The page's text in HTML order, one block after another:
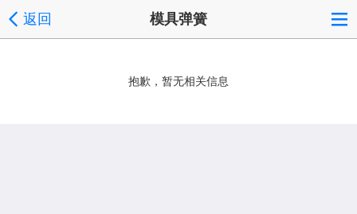
返回 模具弹簧
抱歉，暂无相关信息